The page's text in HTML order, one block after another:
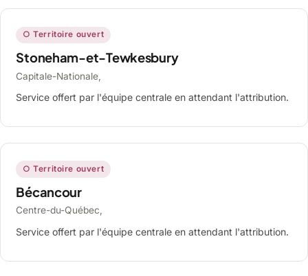
○ Territoire ouvert
Stoneham-et-Tewkesbury
Capitale-Nationale,
Service offert par l'équipe centrale en attendant l'attribution.
○ Territoire ouvert
Bécancour
Centre-du-Québec,
Service offert par l'équipe centrale en attendant l'attribution.